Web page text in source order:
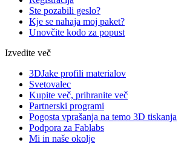
Ste pozabili geslo?
Kje se nahaja moj paket?
Unovčite kodo za popust
Izvedite več
3DJake profili materialov
Svetovalec
Kupite več, prihranite več
Partnerski programi
Pogosta vprašanja na temo 3D tiskanja
Podpora za Fablabs
Mi in naše okolje